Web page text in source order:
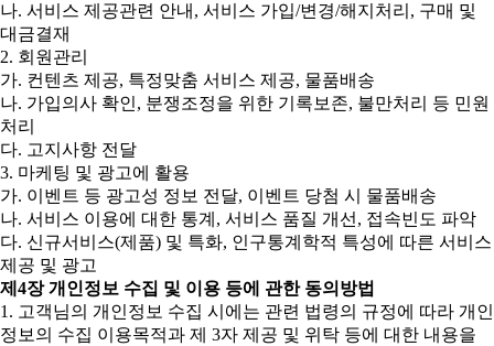
나. 서비스 제공관련 안내, 서비스 가입/변경/해지처리, 구매 및
대금결재
2. 회원관리
가. 컨텐츠 제공, 특정맞춤 서비스 제공, 물품배송
나. 가입의사 확인, 분쟁조정을 위한 기록보존, 불만처리 등 민원
처리
다. 고지사항 전달
3. 마케팅 및 광고에 활용
가. 이벤트 등 광고성 정보 전달, 이벤트 당첨 시 물품배송
나. 서비스 이용에 대한 통계, 서비스 품질 개선, 접속빈도 파악
다. 신규서비스(제품) 및 특화, 인구통계학적 특성에 따른 서비스
제공 및 광고
제4장 개인정보 수집 및 이용 등에 관한 동의방법
1. 고객님의 개인정보 수집 시에는 관련 법령의 규정에 따라 개인
정보의 수집 이용목적과 제 3자 제공 및 위탁 등에 대한 내용을